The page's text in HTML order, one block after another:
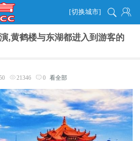
[切换城市]
,黄鹤楼与东湖都进入到游客的
21346 0 看全部